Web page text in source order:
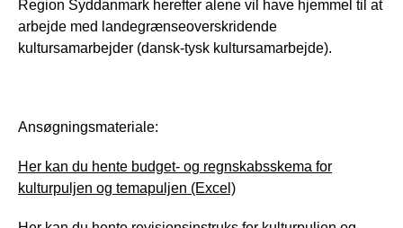
Region Syddanmark herefter alene vil have hjemmel til at
arbejde med landegrænseoverskridende
kultursamarbejder (dansk-tysk kultursamarbejde).
Ansøgningsmateriale:
Her kan du hente budget- og regnskabsskema for
kulturpuljen og temapuljen (Excel)